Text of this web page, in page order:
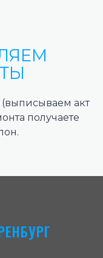
(выписываем акт
получаете